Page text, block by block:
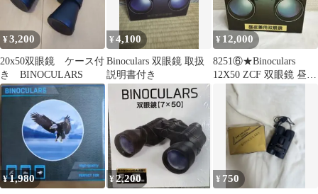
¥3,200
20x50双眼鏡 ケース付
き BINOCULARS
¥4,100
Binoculars 双眼鏡 取扱
説明書付き
¥ 12,000
8251⑥★Binoculars
12X50 ZCF 双眼鏡 昼夜
兼用★
¥1,980 ¥2,200 ¥ 750